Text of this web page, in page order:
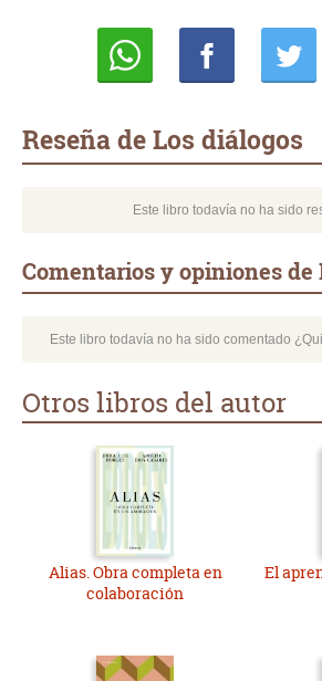
Reseña de Los diálogos
Este libro todavía no ha sido
Comentarios y opiniones de
Este libro todavía no ha sido comentado
Otros libros del autor
Alias. Obra completa en
colaboración
El